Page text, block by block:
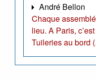
André Bellon
Chaque
lieu. A Paris,
Tuileries au bord